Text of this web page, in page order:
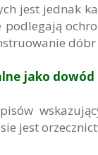
jest jednak
jako dowód
jest